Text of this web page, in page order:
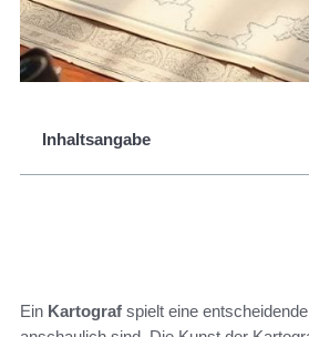
Inhaltsangabe
Ein Kartograf spielt eine